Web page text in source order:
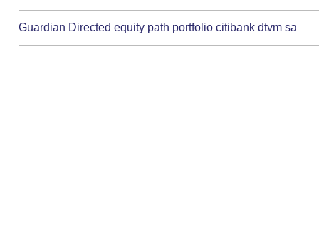
Guardian Directed equity path portfolio citibank dtvm sa